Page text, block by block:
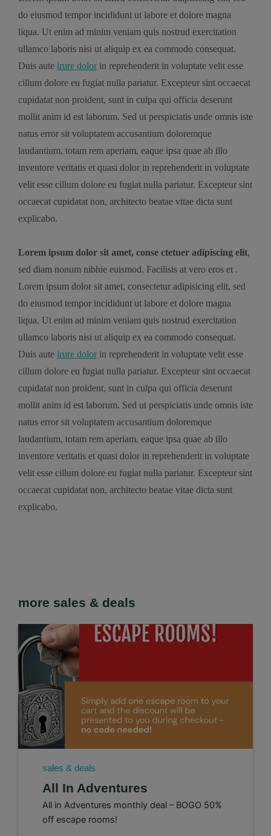
do eiusmod tempor incididunt ut labore et dolore magna
liqua. Ut enim ad minim veniam quis nostrud exercitation
ullamco laboris nisi ut aliquip ex ea commodo consequat.
Duis aute irure dolor in reprehenderit in voluptate velit esse
cillum dolore eu fugiat nulla pariatur. Excepteur sint occaecat
cupidatat non proident, sunt in culpa qui officia deserunt
mollit anim id est laborum. Sed ut perspiciatis unde omnis iste
natus error sit voluptatem accusantium doloremque
laudantium, totam rem aperiam, eaque ipsa quae ab illo
inventore veritatis et quasi dolor in reprehenderit in voluptate
velit esse cillum dolore eu fugiat nulla pariatur. Excepteur sint
occaecat cupidatat non, architecto beatae vitae dicta sunt
explicabo.
Lorem ipsum dolor sit amet, conse ctetuer adipiscing elit,
sed diam nonum nibhie euismod. Facilisis at vero eros et .
Lorem ipsum dolor sit amet, consectetur adipisicing elit, sed
do eiusmod tempor incididunt ut labore et dolore magna
liqua. Ut enim ad minim veniam quis nostrud exercitation
ullamco laboris nisi ut aliquip ex ea commodo consequat.
Duis aute irure dolor in reprehenderit in voluptate velit esse
cillum dolore eu fugiat nulla pariatur. Excepteur sint occaecat
cupidatat non proident, sunt in culpa qui officia deserunt
mollit anim id est laborum. Sed ut perspiciatis unde omnis iste
natus error sit voluptatem accusantium doloremque
laudantium, totam rem aperiam, eaque ipsa quae ab illo
inventore veritatis et quasi dolor in reprehenderit in voluptate
velit esse cillum dolore eu fugiat nulla pariatur. Excepteur sint
occaecat cupidatat non, architecto beatae vitae dicta sunt
explicabo.
more sales & deals
sales & deals
All In Adventures
All in Adventures monthly deal – BOGO 50%
off escape rooms!